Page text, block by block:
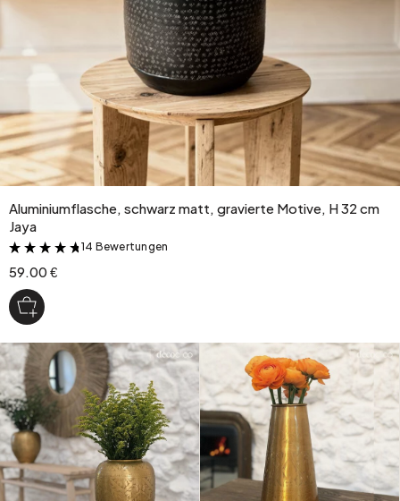
Aluminiumflasche, schwarz matt, gravierte Motive, H 32 cm
Jaya
&
14 Bewertungen
59.00 €